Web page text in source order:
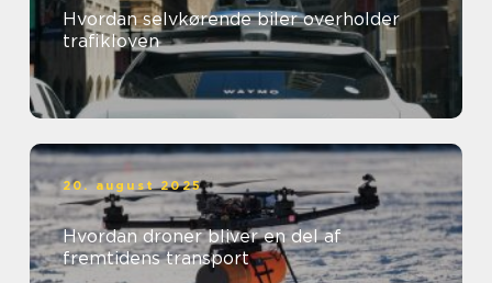
Hvordan selvkørende biler overholder
trafikloven
20. august 2025
Hvordan droner bliver en del af
fremtidens transport